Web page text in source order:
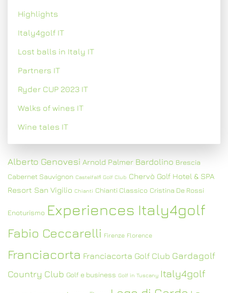
Highlights
Italy4golf IT
Lost balls in Italy IT
Partners IT
Ryder CUP 2023 IT
Walks of wines IT
Wine tales IT
Alberto Genovesi Arnold Palmer Bardolino Brescia
Cabernet Sauvignon Castelfalfi Golf Club Chervò Golf Hotel & SPA
Resort San Vigilio Chianti Chianti Classico Cristina De Rossi
Enoturismo Experiences Italy4golf
Fabio Ceccarelli Firenze Florence
Franciacorta Franciacorta Golf Club Gardagolf
Country Club Golf e business Golf in Tuscany Italy4golf